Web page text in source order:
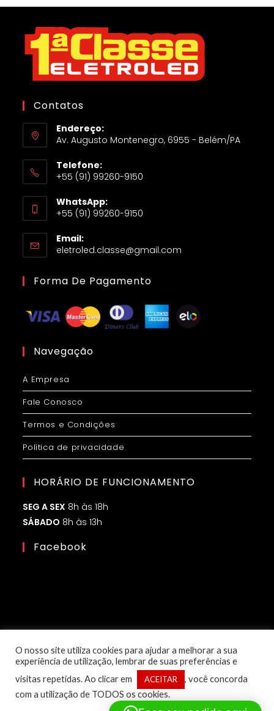
Contatos
Endereço:
Av. Augusto Montenegro, 6955 - Belém/PA
Telefone:
+55 (91) 99260-9150
WhatsApp:
+55 (91) 99260-9150
Email:
eletroled.classe@gmail.com
Forma De Pagamento
Navegação
A Empresa
Fale Conosco
Termos e Condições
Política de privacidade
HORÁRIO DE FUNCIONAMENTO
SEG A SEX 8h às 18h
SÁBADO 8h às 13h
Facebook
© Copyright 2025 – 1ª Classe Eletroled | Desenvolvido por:
O nosso site utiliza cookies para ajudar a melhorar a sua
experiência de utilização, lembrar de suas preferências e
visitas repetidas. Ao clicar em
ACEITAR
, você concorda
com a utilização de TODOS os cookies.